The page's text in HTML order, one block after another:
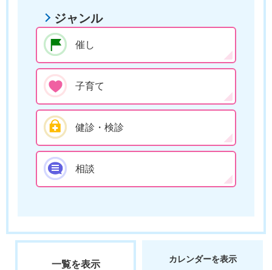
ジャンル
催し
子育て
健診・検診
相談
一覧を表示 カレンダーを表示